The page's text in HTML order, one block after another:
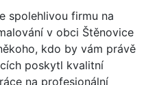
spolehlivou firmu na
v obci Štěnovice
kdo by vám právě
poskytl kvalitní
na profesionální